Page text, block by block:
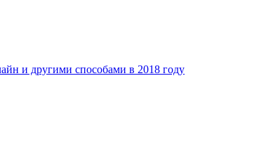
и другими способами в 2018 году